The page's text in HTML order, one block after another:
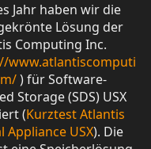
Jahr haben wir die
Lösung der
Computing Inc.
www.atlantiscomputi
) für Software-
Storage (SDS) USX
(Kurztest Atlantis
Appliance USX). Die